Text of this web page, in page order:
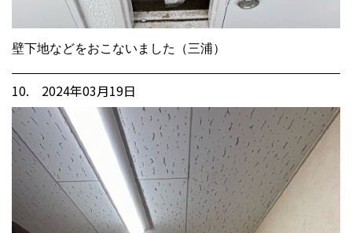
壁下地などをおこないました（三浦）
10. 2024年03月19日